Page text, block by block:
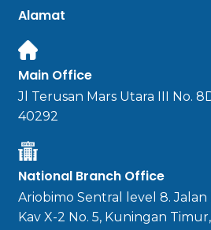
Alamat
Main Office
Jl Terusan Mars Utara III No.
40292
National Branch Office
Ariobimo Sentral level 8. Jalan
Kav X-2 No. 5, Kuningan